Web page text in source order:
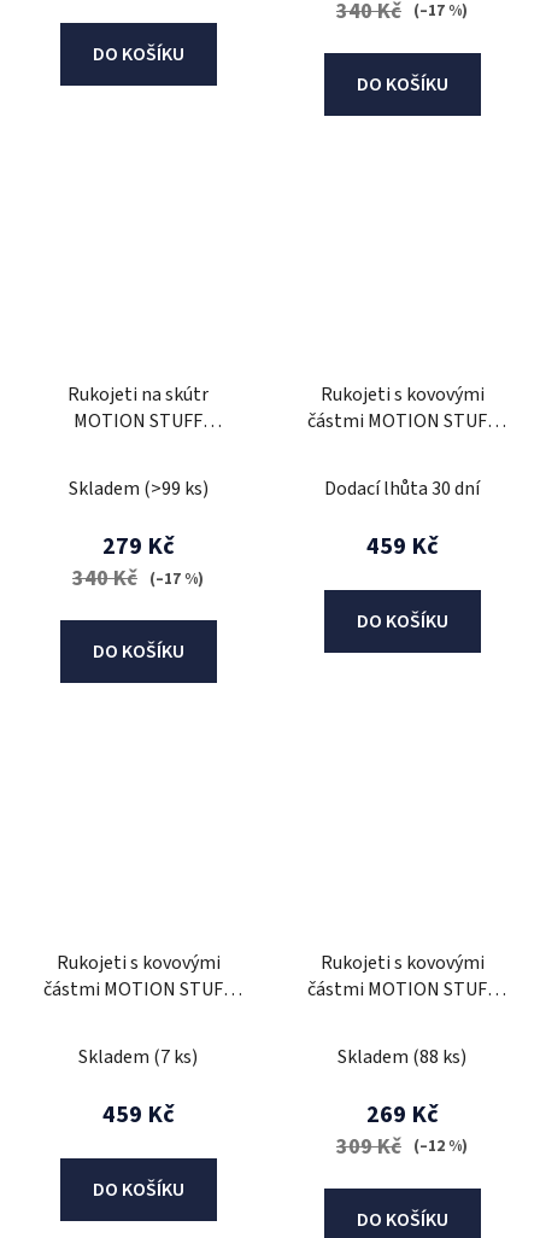
DO KOŠÍKU
340 Kč (–17 %)
DO KOŠÍKU
Rukojeti na skútr
MOTION STUFF
Skladem (>99 ks)
279 Kč
340 Kč (–17 %)
DO KOŠÍKU
Rukojeti s kovovými
částmi MOTION STUFF
Dodací lhůta 30 dní
459 Kč
DO KOŠÍKU
Rukojeti s kovovými
částmi MOTION STUFF
Skladem (7 ks)
459 Kč
DO KOŠÍKU
Rukojeti s kovovými
částmi MOTION STUFF
Skladem (88 ks)
269 Kč
309 Kč (–12 %)
DO KOŠÍKU